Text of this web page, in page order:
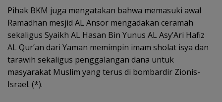
Pihak BKM juga mengatakan bahwa memasuki awal
Ramadhan mesjid AL Ansor mengadakan ceramah
sekaligus Syaikh AL Hasan Bin Yunus AL Asy’Ari Hafiz
AL Qur’an dari Yaman memimpin imam sholat isya dan
tarawih sekaligus penggalangan dana untuk
masyarakat Muslim yang terus di bombardir Zionis-
Israel. (*).